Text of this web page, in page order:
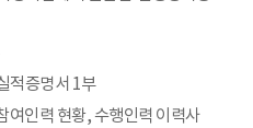
적증명서 1부
여인력 현황, 수행인력 이력사